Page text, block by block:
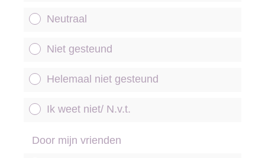
Neutraal
Niet gesteund
Helemaal niet gesteund
Ik weet niet/ N.v.t.
Door mijn vrienden